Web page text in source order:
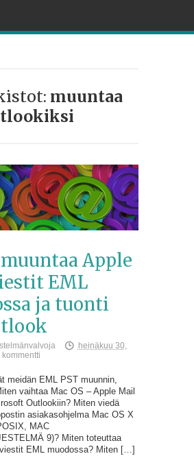
muuntaa
Apple
EML
ja tuonti
heinäkuu 30,
kommentti
meidän EML PST muunnin,
vaihtaa Mac OS – Apple Mail
Outlookiin? Miten viedä
asiakasohjelma Mac OS X
MAC
9)? Miten toteuttaa
EML muodossa? Miten […]